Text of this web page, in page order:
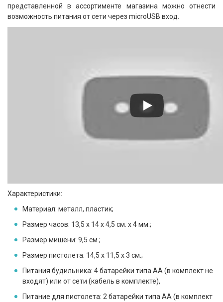
представленной в ассортименте магазина можно отнести
возможность питания от сети через microUSB вход.
Характеристики:
Материал: металл, пластик;
Размер часов: 13,5 x 14 x 4,5 см. x 4 мм.;
Размер мишени: 9,5 см.;
Размер пистолета: 14,5 x 11,5 x 3 см.;
Питания будильника: 4 батарейки типа АА (в комплект не
входят) или от сети (кабель в комплекте),
Питание для пистолета: 2 батарейки типа АА (в комплект